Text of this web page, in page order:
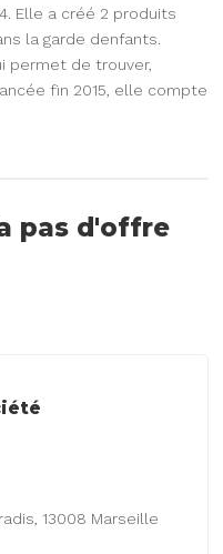
Elle a créé 2 produits
la garde denfants. 
permet de trouver,
fin 2015, elle compte
pas d'offre
13008 Marseille